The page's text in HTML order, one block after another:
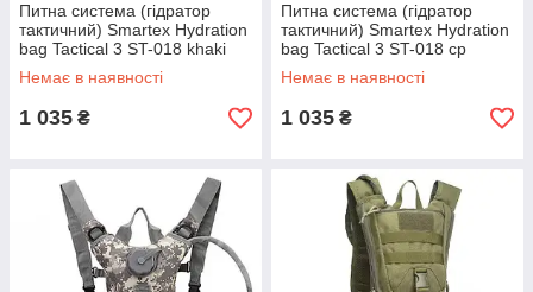
Питна система (гідратор
тактичний) Smartex Hydration
bag Tactical 3 ST-018 khaki
Немає в наявності
1 035 ₴
Питна система (гідратор
тактичний) Smartex Hydration
bag Tactical 3 ST-018 cp
camouflage
Немає в наявності
1 035 ₴